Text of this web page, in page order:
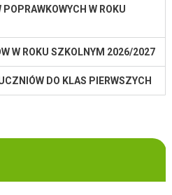
W ROKU
W ROKU SZKOLNYM 2026/2027
DO KLAS PIERWSZYCH